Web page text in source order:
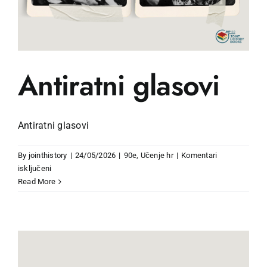
Antiratni glasovi
Antiratni glasovi
By jointhistory | 24/05/2026 | 90e, Učenje hr | Komentari
isključeniza
Antiratni
Read More